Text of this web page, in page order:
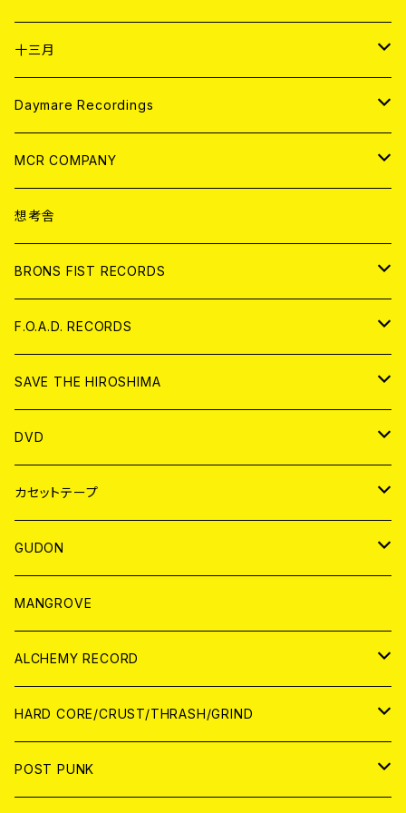
ANALOG
アパレル
CD
ANALOG
十三月
CD
ANALOG
Daymare Recordings
CD
ANALOG
MCR COMPANY
CD
アパレル
ANALOG
想考舎
BRONS FIST RECORDS
CD
ANALOG
F.O.A.D. RECORDS
CD
ANALOG
SAVE THE HIROSHIMA
アパレル
BADGE
DVD
JAPAN
WORLD
カセットテープ
JAPAN
WORLD
GUDON
アパレル
PATCH
アナログ
DIGITAL CONTENTS
MANGROVE
ALCHEMY RECORD
CD
ANALOG
HARD CORE/CRUST/THRASH/GRIND
JAPAN
POST PUNK